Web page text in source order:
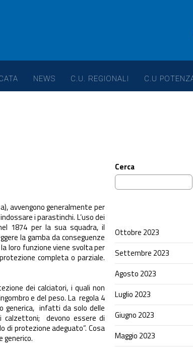
NEWS C.U. REGIONALI C.U
avvengono generalmente per
i parastinchi. L’uso dei
1874 per la sua squadra, il
la gamba da conseguenze
loro funzione viene svolta per
completa o parziale.
dei calciatori, i quali non
e del peso. La regola 4
generica, infatti da solo delle
calzettoni; devono essere di
di protezione adeguato”. Cosa
Cerca
Ottobre 2023
Settembre 2023
Agosto 2023
Luglio 2023
Giugno 2023
Maggio 2023